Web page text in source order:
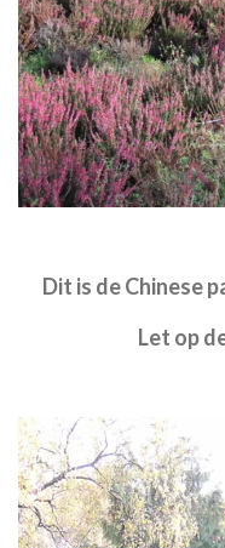
Dit is de Chinese
Let op